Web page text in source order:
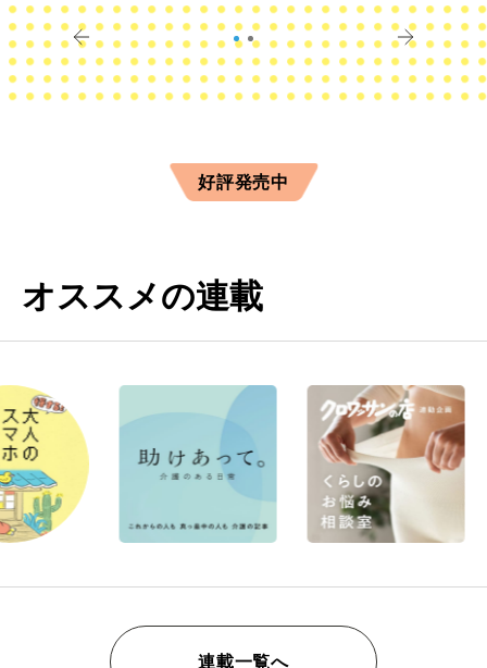
きに
すか？
好評発売中
オススメの連載
連載一覧へ